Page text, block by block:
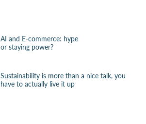
AI and E-commerce: hype
or staying power?
Sustainability is more than a nice talk, you
have to actually live it up